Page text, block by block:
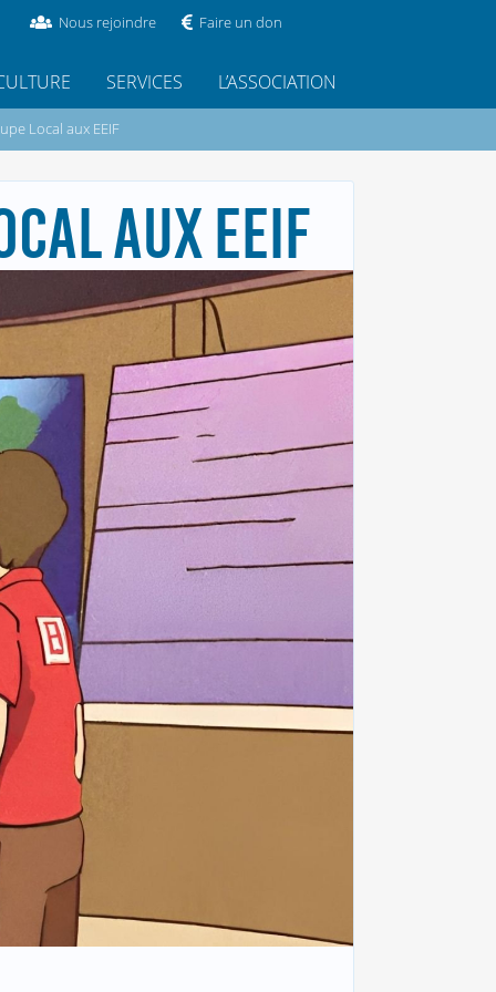
Nous rejoindre Faire un don
SERVICES L’ASSOCIATION
Local aux EEIF
AUX EEIF